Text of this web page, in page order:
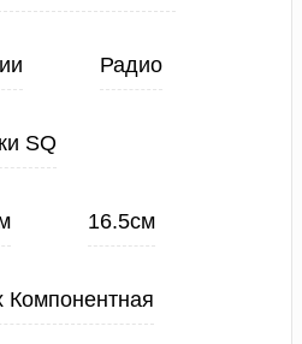
Радио
SQ
16.5см
Компонентная